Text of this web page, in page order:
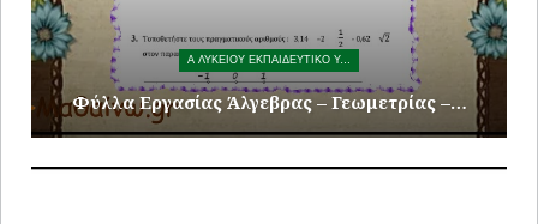
Α ΛΥΚΕΙΟΥ ΕΚΠΑΙΔΕΥΤΙΚΟ ΥΛΙΚΟ
Άλγεβρας – Γεωμετρίας –… Φύλλα